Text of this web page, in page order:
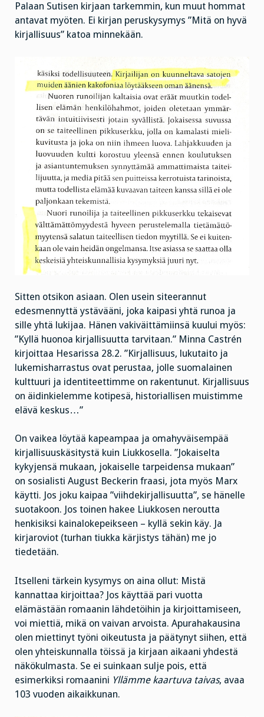
Palaan Sutisen kirjaan tarkemmin, kun muut hommat
antavat myöten. Ei kirjan peruskysymys ”Mitä on hyvä
kirjallisuus” katoa minnekään.
Sitten otsikon asiaan. Olen usein siteerannut
edesmennyttä ystävääni, joka kaipasi yhtä runoa ja
sille yhtä lukijaa. Hänen vakiväittämiinsä kuului myös:
”Kyllä huonoa kirjallisuutta tarvitaan.” Minna Castrén
kirjoittaa Hesarissa 28.2. ”Kirjallisuus, lukutaito ja
lukemisharrastus ovat perustaa, jolle suomalainen
kulttuuri ja identiteettimme on rakentunut. Kirjallisuus
on äidinkielemme kotipesä, historiallisen muistimme
elävä keskus…”
On vaikea löytää kapeampaa ja omahyväisempää
kirjallisuuskäsitystä kuin Liukkosella. ”Jokaiselta
kykyjensä mukaan, jokaiselle tarpeidensa mukaan”
on sosialisti August Beckerin fraasi, jota myös Marx
käytti. Jos joku kaipaa ”viihdekirjallisuutta”, se hänelle
suotakoon. Jos toinen hakee Liukkosen neroutta
henkisiksi kainalokepeikseen – kyllä sekin käy. Ja
kirjaroviot (turhan tiukka kärjistys tähän) me jo
tiedetään.
Itselleni tärkein kysymys on aina ollut: Mistä
kannattaa kirjoittaa? Jos käyttää pari vuotta
elämästään romaanin lähdetöihin ja kirjoittamiseen,
voi miettiä, mikä on vaivan arvoista. Apurahakausina
olen miettinyt työni oikeutusta ja päätynyt siihen, että
olen yhteiskunnalla töissä ja kirjaan aikaani yhdestä
näkökulmasta. Se ei suinkaan sulje pois, että
esimerkiksi romaanini Yllämme kaartuva taivas, avaa
103 vuoden aikaikkunan.